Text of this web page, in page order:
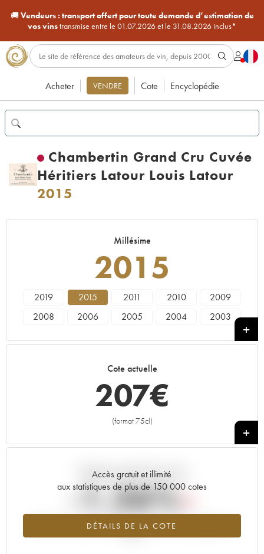
🚚Vendeurs : transport offert pour toute demande d’estimation de
vos vinstransmise entre le 01.07.2026 et le 31.08.2026 inclus*
Acheter VENDRE Cote Encyclopédie
Chambertin Grand Cru Cuvée
Héritiers Latour Louis Latour
2015
Millésime
2015
2019 2015 2011 2010
2009
2008
2006 2005 2004
2003
1979
1971 1970
Cote actuelle
207€
(format 75cl)
+
Accès gratuit et illimité
aux statistiques de plus de 150 000 cotes
DÉTAILS DE LA COTE
Tendance actuelle de la cote
-1.26%
Tendance à la baisse du millésime 2015 en 2026 par rapport à